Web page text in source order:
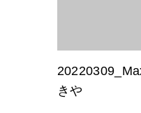
きや